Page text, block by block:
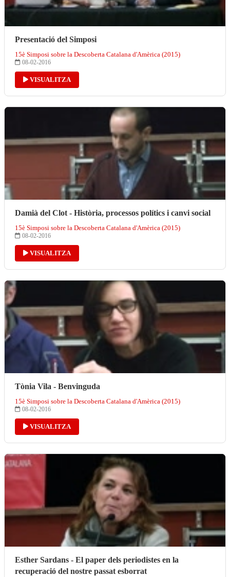
Presentació del Simposi
15è Simposi sobre la Descoberta Catalana d'Amèrica (2015)
08-02-2016
VISUALITZA
Damià del Clot - Història, processos polítics i canvi social
15è Simposi sobre la Descoberta Catalana d'Amèrica (2015)
08-02-2016
VISUALITZA
Tònia Vila - Benvinguda
15è Simposi sobre la Descoberta Catalana d'Amèrica (2015)
08-02-2016
VISUALITZA
Esther Sardans - El paper dels periodistes en la
recuperació del nostre passat esborrat